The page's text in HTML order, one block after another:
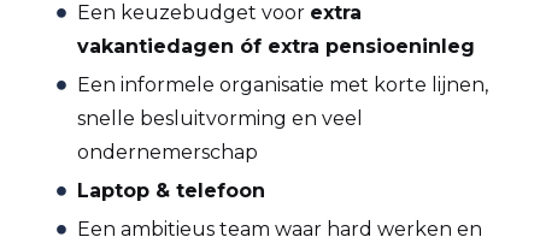
Een keuzebudget voor extra
vakantiedagen óf extra pensioeninleg
Een informele organisatie met korte lijnen,
snelle besluitvorming en veel
ondernemerschap
Laptop & telefoon
Een ambitieus team waar hard werken en